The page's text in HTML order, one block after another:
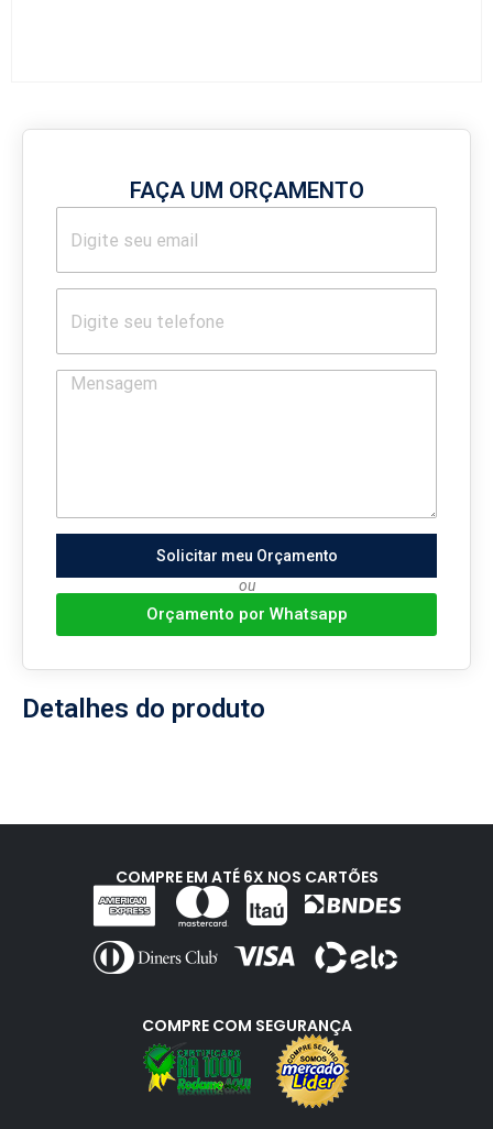
FAÇA UM ORÇAMENTO
Solicitar meu Orçamento
ou
Orçamento por Whatsapp
Detalhes do produto
COMPRE EM ATÉ 6X NOS CARTÕES
COMPRE COM SEGURANÇA